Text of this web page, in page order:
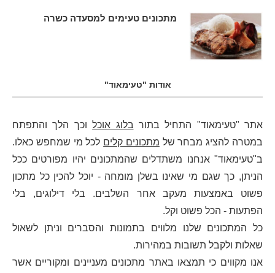
מתכונים טעימים למסעדה כשרה
אודות "טעימאוד"
אתר "טעימאוד" התחיל בתור בלוג אוכלוכך הלך והתפתח
במטרה להציג מבחר של מתכונים קלים לכל מי שמחפש כאלו.
ב"טעימאוד" אנחנו משתדלים שהמתכונים יהיו מפורטים ככל
הניתן, כך שגם מי שאינו בשלן מומחה - יוכל להכין כל מתכון
פשוט באמצעות מעקב אחר השלבים. בלי דילוגים, בלי
הפתעות - הכל פשוט וקל.
כל המתכונים שלנו מלווים בתמונות והסברים וניתן לשאול
שאלות ולקבל תשובות במהירות.
אנו מקווים כי תמצאו באתר מתכונים מעניינים ומקוריים אשר